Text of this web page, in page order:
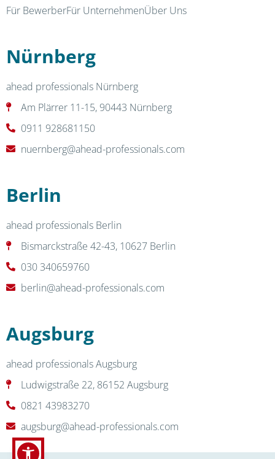
Für BewerberFür UnternehmenÜber Uns
Nürnberg
ahead professionals Nürnberg
Am Plärrer 11-15, 90443 Nürnberg
0911 928681150
nuernberg@ahead-professionals.com
Berlin
ahead professionals Berlin
Bismarckstraße 42-43, 10627 Berlin
030 340659760
berlin@ahead-professionals.com
Augsburg
ahead professionals Augsburg
Ludwigstraße 22, 86152 Augsburg
0821 43983270
augsburg@ahead-professionals.com